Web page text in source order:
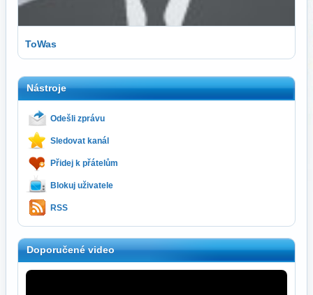
ToWas
Nástroje
Odešli zprávu
Sledovat kanál
Přidej k přátelům
Blokuj uživatele
RSS
Doporučené video